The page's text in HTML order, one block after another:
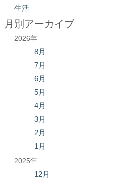
生活
月別アーカイブ
2026年
8月
7月
6月
5月
4月
3月
2月
1月
2025年
12月